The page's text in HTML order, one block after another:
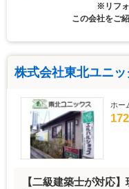
※リフォ
この会社をご
株式会社東北ユニッ
ホー
【二級建築士が対応